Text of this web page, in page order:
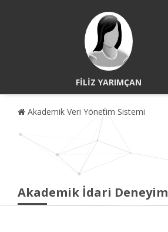
FİLİZ YARIMÇAN
Akademik Veri Yönetim Sistemi
Akademik İdari Deneyim